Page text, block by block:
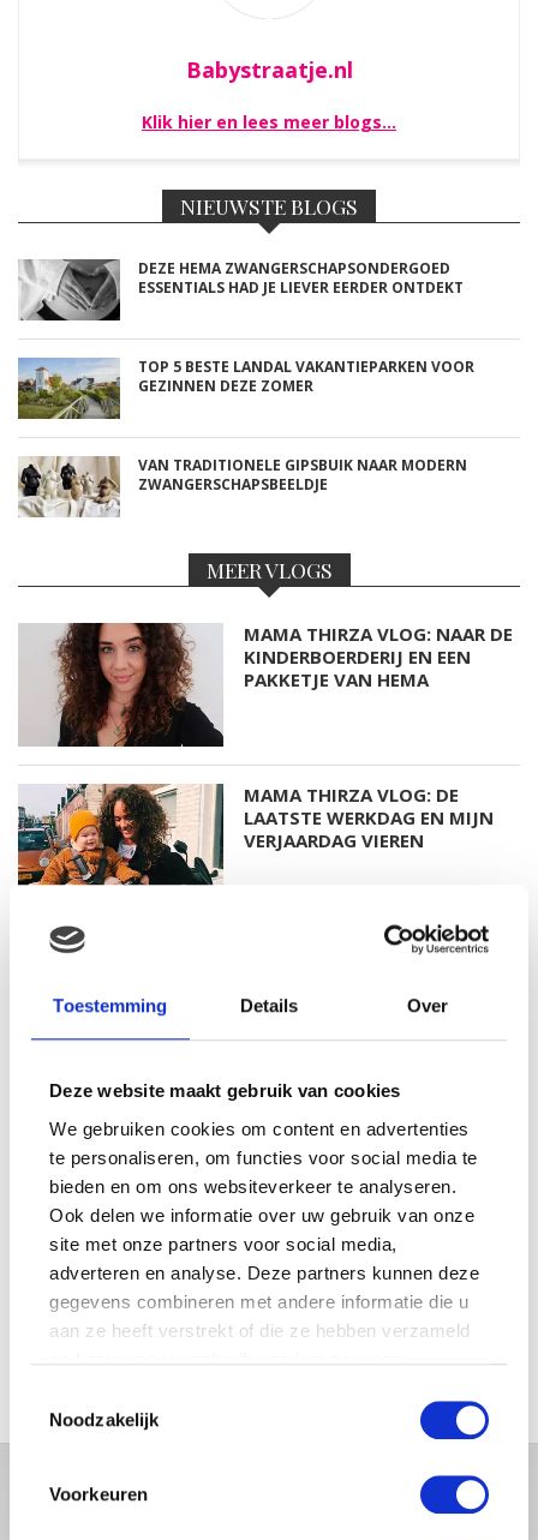
Toestemming Details Over
Deze website maakt gebruik van cookies
We gebruiken cookies om content en advertenties
te personaliseren, om functies voor social media te
bieden en om ons websiteverkeer te analyseren.
Ook delen we informatie over uw gebruik van onze
site met onze partners voor social media,
adverteren en analyse. Deze partners kunnen deze
gegevens combineren met andere informatie die u
aan ze heeft verstrekt of die ze hebben verzameld
Noodzakelijk
Voorkeuren
Babystraatje.nl
Klik hier en lees meer blogs…
NIEUWSTE BLOGS
DEZE HEMA ZWANGERSCHAPSONDERGOED
ESSENTIALS HAD JE LIEVER EERDER ONTDEKT
TOP 5 BESTE LANDAL VAKANTIEPARKEN VOOR
GEZINNEN DEZE ZOMER
VAN TRADITIONELE GIPSBUIK NAAR MODERN
ZWANGERSCHAPSBEELDJE
MEER VLOGS
MAMA THIRZA VLOG: NAAR DE
KINDERBOERDERIJ EN EEN
PAKKETJE VAN HEMA
MAMA THIRZA VLOG: DE
LAATSTE WERKDAG EN MIJN
VERJAARDAG VIEREN
MAMA THIRZA VLOG: HET IS
VAKANTIE & TWEE ZIEKE
KINDEREN
MAMA CARMEN VLOG:
SCHOLEN ZIJN WEER
BEGONNEN & TANDEN BLEKEN